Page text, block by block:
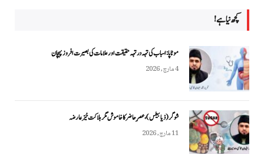
کچھ نیا ہے!
موٹاپا: اسباب کی تہہ در تہہ حقیقت اور علامات کی بصیرت افروز پہچان
4 مارچ, 2026
شوگر (ذیابیطس)، عصرِ حاضر کا خاموش مگر ہلاکت خیز عارضہ
11 مارچ, 2026